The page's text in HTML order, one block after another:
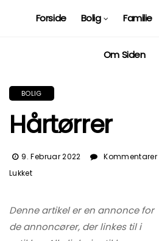
Forside Bolig Familie
Om Siden
BOLIG
Hårtørrer
9. Februar 2022
Kommentarer
Lukket
Denne artikel er en annonce for
de annoncører, der linkes til i